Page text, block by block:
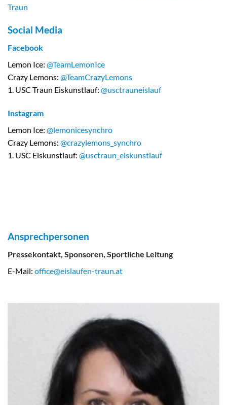
Traun
Social Media
Facebook
Lemon Ice: @TeamLemonIce
Crazy Lemons: @TeamCrazyLemons
1. USC Traun Eiskunstlauf: @usctrauneislauf
Instagram
Lemon Ice: @lemonicesynchro
Crazy Lemons: @crazylemons_synchro
1. USC Eiskunstlauf: @usctraun_eiskunstlauf
Ansprechpersonen
Pressekontakt, Sponsoren, Sportliche Leitung
E-Mail: office@eislaufen-traun.at